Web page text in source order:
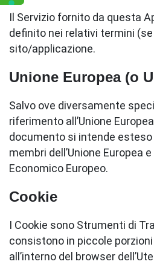
Il Servizio fornito da questa
definito nei relativi termini
sito/applicazione.
Unione Europea (o
Salvo ove diversamente
riferimento all’Unione
documento si intende
membri dell’Unione Europea
Economico Europeo.
Cookie
I Cookie sono Strumenti di
consistono in piccole
all’interno del browser